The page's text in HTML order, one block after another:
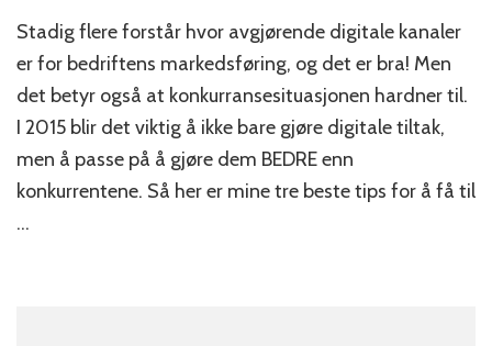
tre
viktigste
du
kan
på
nett
Stadig flere forstår hvor avgjørende digitale kanaler
er for bedriftens markedsføring, og det er bra! Men
det betyr også at konkurransesituasjonen hardner til.
I 2015 blir det viktig å ikke bare gjøre digitale tiltak,
men å passe på å gjøre dem BEDRE enn
konkurrentene. Så her er mine tre beste tips for å få til
…